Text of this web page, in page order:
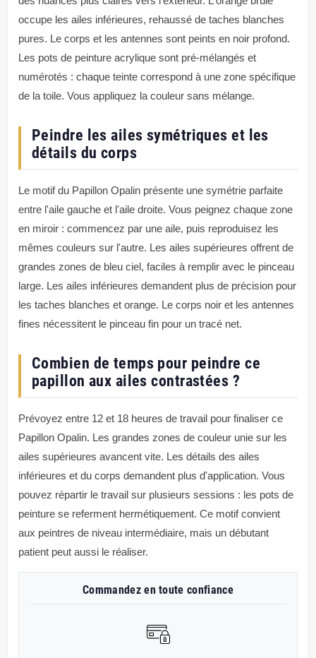
occupe les ailes inférieures, rehaussé de taches blanches
pures. Le corps et les antennes sont peints en noir profond.
Les pots de peinture acrylique sont pré-mélangés et
numérotés : chaque teinte correspond à une zone spécifique
de la toile. Vous appliquez la couleur sans mélange.
Peindre les ailes symétriques et les
détails du corps
Le motif du Papillon Opalin présente une symétrie parfaite
entre l'aile gauche et l'aile droite. Vous peignez chaque zone
en miroir : commencez par une aile, puis reproduisez les
mêmes couleurs sur l'autre. Les ailes supérieures offrent de
grandes zones de bleu ciel, faciles à remplir avec le pinceau
large. Les ailes inférieures demandent plus de précision pour
les taches blanches et orange. Le corps noir et les antennes
fines nécessitent le pinceau fin pour un tracé net.
Combien de temps pour peindre ce
papillon aux ailes contrastées ?
Prévoyez entre 12 et 18 heures de travail pour finaliser ce
Papillon Opalin. Les grandes zones de couleur unie sur les
ailes supérieures avancent vite. Les détails des ailes
inférieures et du corps demandent plus d'application. Vous
pouvez répartir le travail sur plusieurs sessions : les pots de
peinture se referment hermétiquement. Ce motif convient
aux peintres de niveau intermédiaire, mais un débutant
patient peut aussi le réaliser.
Commandez en toute confiance